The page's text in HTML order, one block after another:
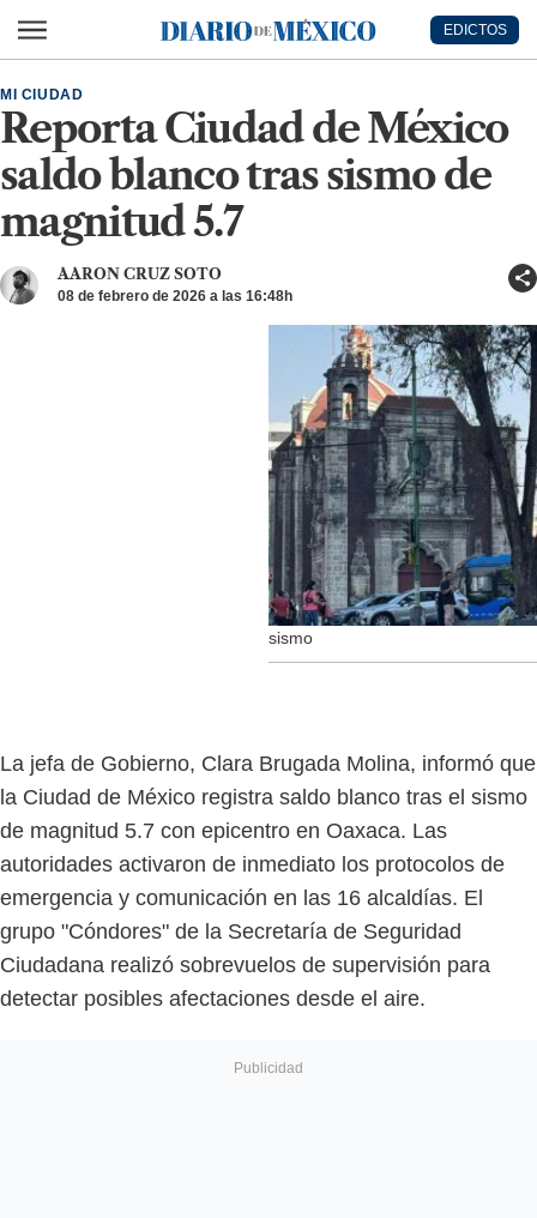
Diario de México
EDICTOS
Reporta Ciudad de México
saldo blanco tras sismo de
magnitud 5.7
MI CIUDAD
AARON CRUZ SOTO
08 de febrero de 2026 a las 16:48h
sismo
La jefa de Gobierno, Clara Brugada Molina, informó que
la Ciudad de México registra saldo blanco tras el sismo
de magnitud 5.7 con epicentro en Oaxaca. Las
autoridades activaron de inmediato los protocolos de
emergencia y comunicación en las 16 alcaldías. El
grupo "Cóndores" de la Secretaría de Seguridad
Ciudadana realizó sobrevuelos de supervisión para
detectar posibles afectaciones desde el aire.